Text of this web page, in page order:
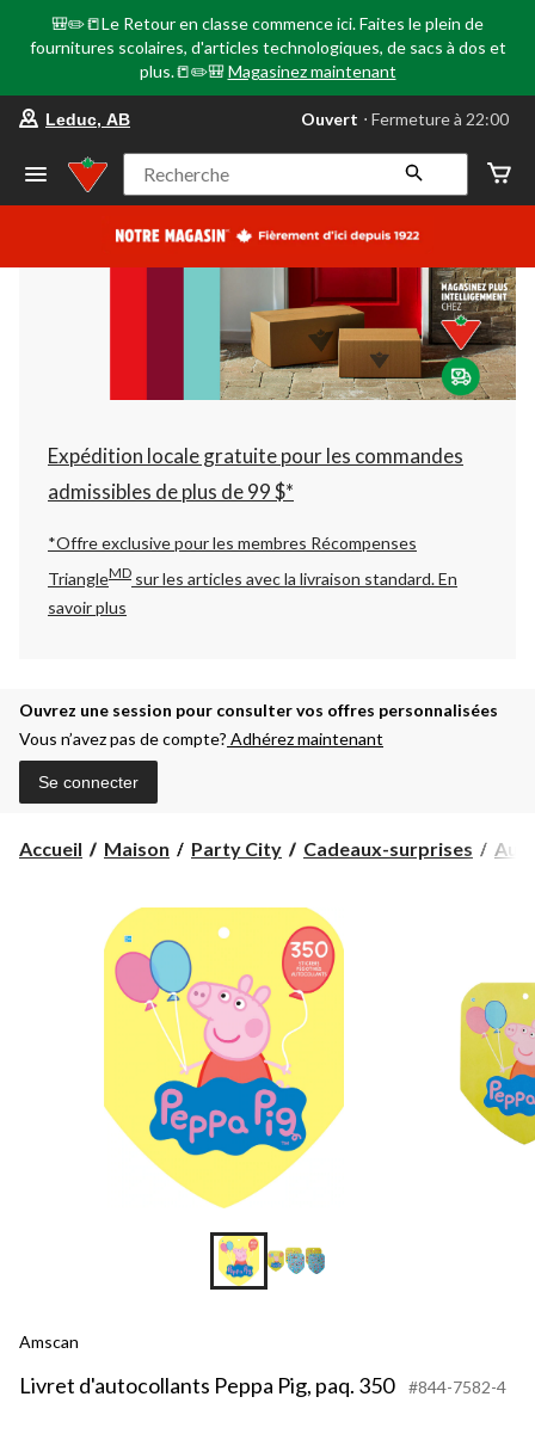
🎒✏️📒Le Retour en classe commence ici. Faites le plein de
fournitures scolaires, d'articles technologiques, de sacs à dos et
plus.📒✏️🎒 Magasinez maintenant
votre
préféré
Leduc,
AB,
courament
Fermeture
à
22:00
cliquer
pour
changer
Leduc, AB Ouvert ⋅ Fermeture à 22:00
Recherche
Expédition locale gratuite pour les commandes
admissibles de plus de 99 $*
*Offre exclusive pour les membres Récompenses
TriangleMD sur les articles avec la livraison standard.En
savoir plus
Ouvrez une session pour consulter vos offres personnalisées
Vous n’avez pas de compte? Adhérez maintenant
Se connecter
Accueil Maison Party City Cadeaux-surprises
Amscan
Livret d'autocollants Peppa Pig, paq. 350 #844-7582-4